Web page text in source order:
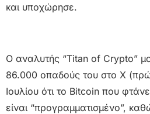
και υποχώρησε.
Ο αναλυτής “Titan of Crypto”
86.000 οπαδούς του στο X
Ιουλίου ότι το Bitcoin που
είναι “προγραμματισμένο”,